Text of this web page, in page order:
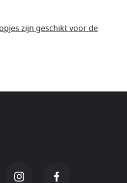
zijn geschikt voor de